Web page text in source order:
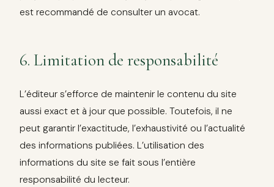
est recommandé de consulter un avocat.
6. Limitation de responsabilité
L’éditeur s’efforce de maintenir le contenu du site
aussi exact et à jour que possible. Toutefois, il ne
peut garantir l’exactitude, l’exhaustivité ou l’actualité
des informations publiées. L’utilisation des
informations du site se fait sous l’entière
responsabilité du lecteur.